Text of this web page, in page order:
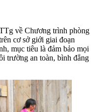
về Chương trình phòng
cơ sở giới giai đoạn
mục tiêu là đảm bảo mọi
trường an toàn, bình đẳng